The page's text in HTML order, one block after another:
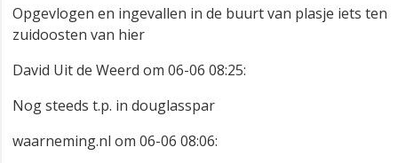
Opgevlogen en ingevallen in de buurt van plasje iets ten
zuidoosten van hier
David Uit de Weerd om 06-06 08:25:
Nog steeds t.p. in douglasspar
waarneming.nl om 06-06 08:06: